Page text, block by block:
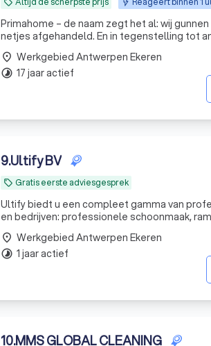
local_offer
Primahome – de naam zegt het al: wij
netjes afgehandeld. En in tegenstelling tot
place Werkgebied Antwerpen Ekeren
timelapse 17 jaar actief
9.Ultify BV
local_offer Gratis eerste adviesgesprek
Ultify biedt u een compleet gamma van
en bedrijven: professionele schoonmaak,
place Werkgebied Antwerpen Ekeren
timelapse 1 jaar actief
10.MMS GLOBAL CLEANING